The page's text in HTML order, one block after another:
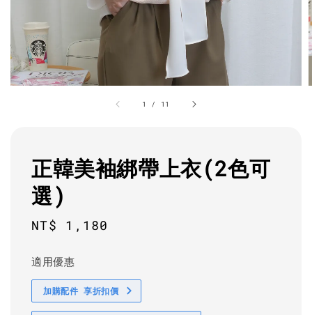
1 / 11
正韓美袖綁帶上衣(2色可
選)
Regular
NT$ 1,180
適用優惠
加購配件 享折扣價